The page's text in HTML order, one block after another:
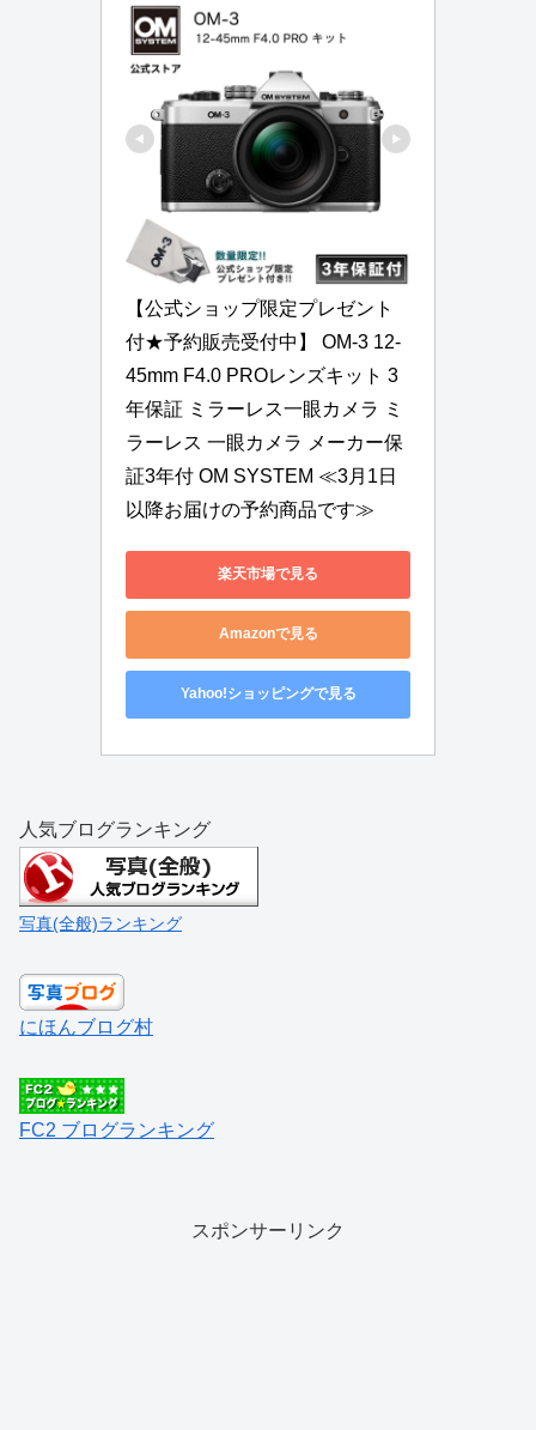
【公式ショップ限定プレゼント
付★予約販売受付中】 OM-3 12-
45mm F4.0 PROレンズキット 3
年保証 ミラーレス一眼カメラ ミ
ラーレス 一眼カメラ メーカー保
証3年付 OM SYSTEM ≪3月1日
以降お届けの予約商品です≫
楽天市場で見る
Amazonで見る
Yahoo!ショッピングで見る
人気ブログランキング
写真(全般)ランキング
にほんブログ村
FC2 ブログランキング
スポンサーリンク